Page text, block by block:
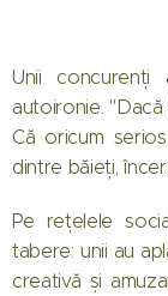
Unii
autoironie.
Că oricum
dintre băieți,
Pe rețelele
tabere: unii au
creativă și